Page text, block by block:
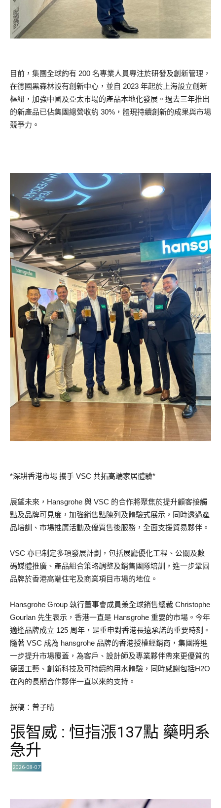
目前，集團全球約有 200 名專業人員專注於研發及創新管理，
在德國黑森林設有創新中心，並自 2023 年起於上海設立創新
樞紐，加強中國及亞太市場的產品本地化發展。過去三年推出
的新產品已佔集團總營收約 30%，體現持續創新的成果與市場
競爭力。
*深耕香港市場 攜手 VSC 共拓高端家居體驗*
展望未來，Hansgrohe 與 VSC 的合作將聚焦於提升顧客接觸
點及品牌可見度，加強銷售點陳列及體驗式展示，同時透過產
品培訓、市場推廣活動及優質售後服務，全面支援貿易夥伴。
VSC 亦已制定多項發展計劃，包括展廳優化工程、公關及數
碼媒體推廣、產品組合策略調整及銷售團隊培訓，進一步鞏固
品牌於香港高端住宅及商業項目市場的地位。
Hansgrohe Group 執行董事會成員兼全球銷售總裁 Christophe
Gourlan 先生表示，香港一直是 Hansgrohe 重要的市場。今年
適逢品牌成立 125 周年，是重申對香港長遠承諾的重要時刻。
隨著 VSC 成為 hansgrohe 品牌的香港授權經銷商，集團將進
一步提升市場覆蓋，為客戶、設計師及專業夥伴帶來更優質的
德國工藝、創新科技及可持續的用水體驗，同時感謝包括H2O
在內的長期合作夥伴一直以來的支持。
撰稿：曾子晴
張智威 : 恒指漲137點 藥明系
急升
2026-08-07